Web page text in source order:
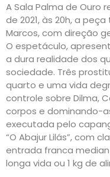
A Sala Palma de Ouro
de 2021, às 20h, a
Marcos, com direção
O espetáculo,
a dura realidade dos
sociedade. Três
quarto e uma vida
controle sobre Dilma,
corpos e dominando-
executada pelo
“O Abajur Lilás”, com
entrada franca
longa vida ou 1 kg de